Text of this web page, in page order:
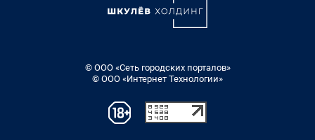
© ООО «Сеть городских порталов»
© ООО «Интернет Технологии»